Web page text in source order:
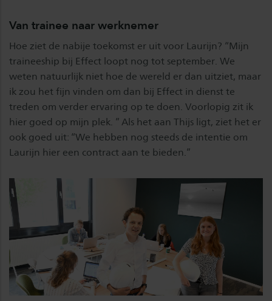
Van trainee naar werknemer
Hoe ziet de nabije toekomst er uit voor Laurijn? “Mijn
traineeship bij Effect loopt nog tot september. We
weten natuurlijk niet hoe de wereld er dan uitziet, maar
ik zou het fijn vinden om dan bij Effect in dienst te
treden om verder ervaring op te doen. Voorlopig zit ik
hier goed op mijn plek. ” Als het aan Thijs ligt, ziet het er
ook goed uit: “We hebben nog steeds de intentie om
Laurijn hier een contract aan te bieden.”